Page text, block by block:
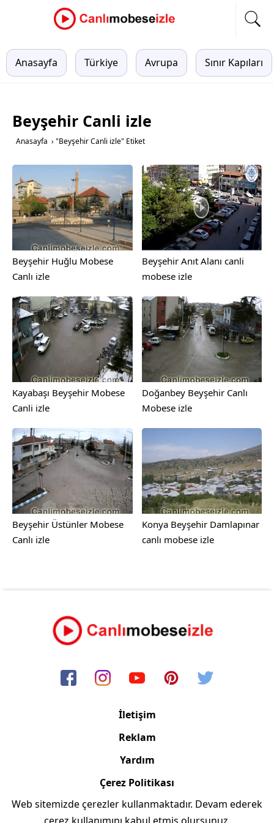
Anasayfa Türkiye Avrupa Sınır Kapıları
Beyşehir Canli izle
Anasayfa › "Beyşehir Canli izle" Etiket
Beyşehir Huğlu Mobese
Canlı izle
Beyşehir Anıt Alanı canli
mobese izle
Kayabaşı Beyşehir Mobese
Canli izle
Doğanbey Beyşehir Canlı
Mobese izle
Beyşehir Üstünler Mobese
Canlı izle
Konya Beyşehir Damlapınar
canlı mobese izle
İletişim
Reklam
Yardım
Çerez Politikası
Copyright © 2006/2024 Canlimobeseizle.com
Web sitemizde çerezler kullanmaktadır. Devam ederek